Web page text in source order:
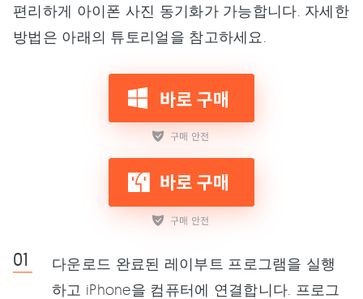
편리하게 아이폰 사진 동기화가 가능합니다. 자세한
방법은 아래의 튜토리얼을 참고하세요.
다운로드 완료된 레이부트 프로그램을 실행
하고 iPhone을 컴퓨터에 연결합니다. 프로그